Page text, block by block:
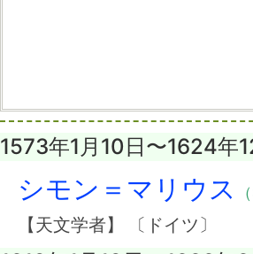
1573年1月10日〜1624年
シモン＝マリウス
【天文学者】 〔ドイツ〕